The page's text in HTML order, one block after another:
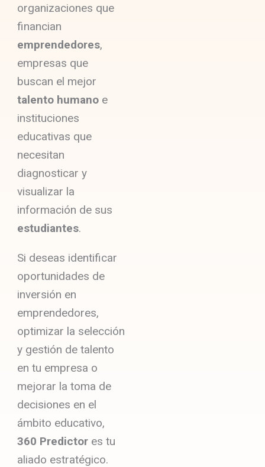
organizaciones que
financian
emprendedores,
empresas que
buscan el mejor
talento humano e
instituciones
educativas que
necesitan
diagnosticar y
visualizar la
información de sus
estudiantes.
Si deseas identificar
oportunidades de
inversión en
emprendedores,
optimizar la selección
y gestión de talento
en tu empresa o
mejorar la toma de
decisiones en el
ámbito educativo,
360 Predictor es tu
aliado estratégico.